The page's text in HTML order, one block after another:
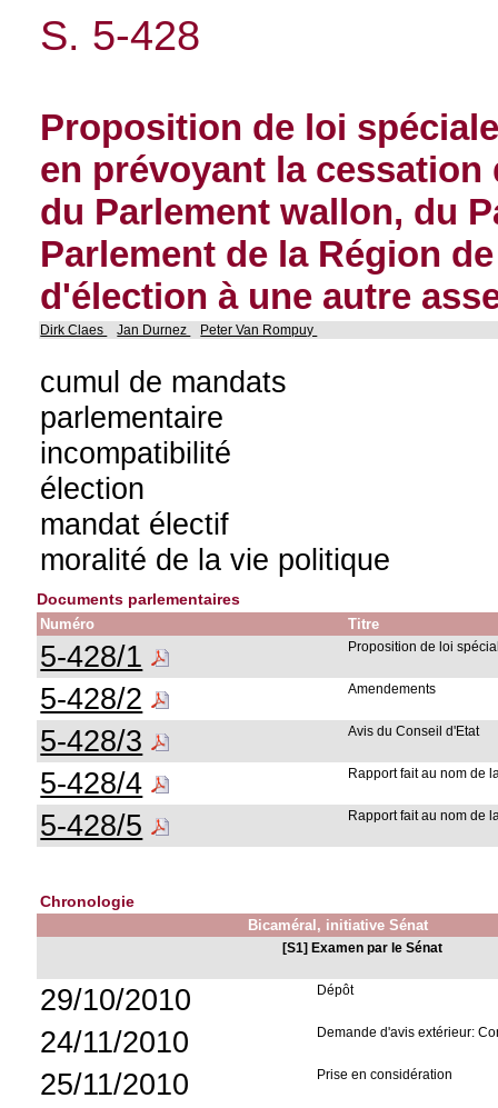
S. 5-428
Proposition de loi
en prévoyant la
du Parlement wallon, du
Parlement de la Région
d'élection à une autre
Dirk Claes Jan Durnez Peter Van Rompuy
cumul de mandats
parlementaire
incompatibilité
élection
mandat électif
moralité de la vie politique
Documents parlementaires
Numéro Titre
5-428/1 Proposition de loi
5-428/2 Amendements
5-428/3 Avis du Conseil d'Etat
5-428/4 Rapport fait au nom de
5-428/5 Rapport fait au nom de
Chronologie
Bicaméral, initiative Sénat
[S1] Examen par le Sénat
29/10/2010 Dépôt
24/11/2010 Demande d'avis extérieur:
25/11/2010 Prise en considération